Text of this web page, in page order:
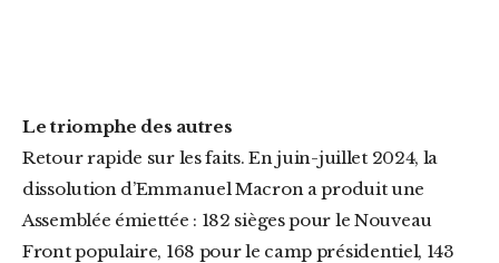
Le triomphe des autres
Retour rapide sur les faits. En juin-juillet 2024, la
dissolution d’Emmanuel Macron a produit une
Assemblée émiettée : 182 sièges pour le Nouveau
Front populaire, 168 pour le camp présidentiel, 143